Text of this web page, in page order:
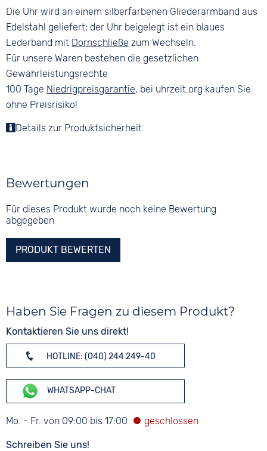
Die Uhr wird an einem silberfarbenen Gliederarmband aus
Edelstahl geliefert; der Uhr beigelegt ist ein blaues
Lederband mit Dornschließe zum Wechseln.
Für unsere Waren bestehen die gesetzlichen
Gewährleistungsrechte
100 Tage Niedrigpreisgarantie, bei uhrzeit.org kaufen Sie
ohne Preisrisiko!
Details zur Produktsicherheit
Bewertungen
Für dieses Produkt wurde noch keine Bewertung
abgegeben
PRODUKT BEWERTEN
Haben Sie Fragen zu diesem Produkt?
Kontaktieren Sie uns direkt!
HOTLINE: (040) 244 249-40
WHATSAPP-CHAT
Mo. - Fr. von 09:00 bis 17:00
Schreiben Sie uns!